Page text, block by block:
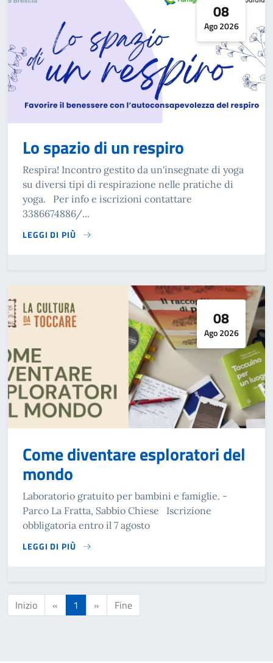
08
Ago 2026
Lo spazio di un respiro
Respira! Incontro gestito da un'insegnate di yoga
su diversi tipi di respirazione nelle pratiche di
yoga. Per info e iscrizioni contattare
3386674886/...
LEGGI DI PIÙ
SU LO SPAZIO DI UN RESPIRO
08
Ago 2026
Come diventare esploratori del
mondo
Laboratorio gratuito per bambini e famiglie. -
Parco La Fratta, Sabbio Chiese Iscrizione
obbligatoria entro il 7 agosto
LEGGI DI PIÙ
SU COME DIVENTARE ESPLORATORI DEL MONDO
Inizio « 1 » Fine